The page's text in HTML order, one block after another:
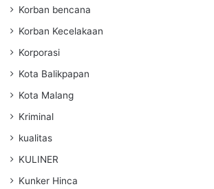
Korban bencana
Korban Kecelakaan
Korporasi
Kota Balikpapan
Kota Malang
Kriminal
kualitas
KULINER
Kunker Hinca